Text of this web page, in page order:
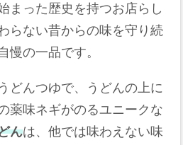
まった歴史を持つお店らし
らない昔からの味を守り続
慢の一品です。
どんつゆで、うどんの上に
薬味ネギがのるユニークな
んは、他では味わえない味